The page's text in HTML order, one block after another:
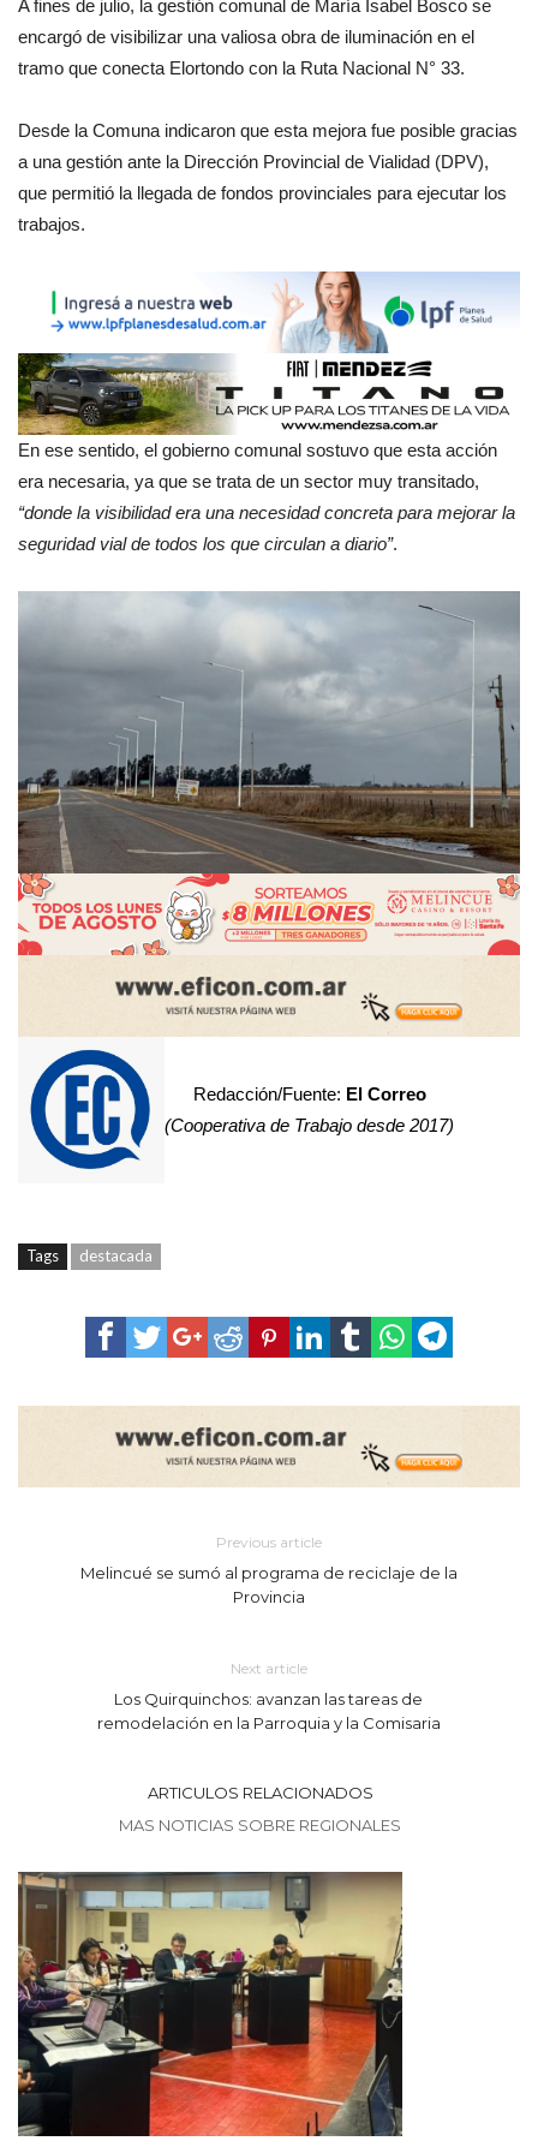
A fines de julio, la gestión comunal de María Isabel Bosco se
encargó de visibilizar una valiosa obra de iluminación en el
tramo que conecta Elortondo con la Ruta Nacional N° 33.
Desde la Comuna indicaron que esta mejora fue posible gracias
a una gestión ante la Dirección Provincial de Vialidad (DPV),
que permitió la llegada de fondos provinciales para ejecutar los
trabajos.
En ese sentido, el gobierno comunal sostuvo que esta acción
era necesaria, ya que se trata de un sector muy transitado,
“donde la visibilidad era una necesidad concreta para mejorar la
seguridad vial de todos los que circulan a diario”.
Redacción/Fuente: El Correo
(Cooperativa de Trabajo desde 2017)
Tags destacada
Previous article
Melincué se sumó al programa de reciclaje de la
Provincia
Next article
Los Quirquinchos: avanzan las tareas de
remodelación en la Parroquia y la Comisaria
ARTICULOS RELACIONADOS
MAS NOTICIAS SOBRE REGIONALES